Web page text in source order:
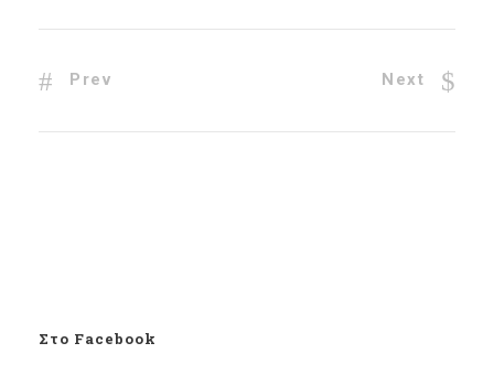
Prev Next
Στο Facebook